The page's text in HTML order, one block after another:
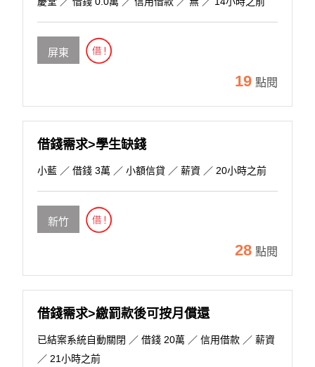
屏東
19 點閱
借錢需求>學生缺錢
小藍 ／ 借錢 3萬 ／ 小額信貸 ／ 薪資 ／ 20小時之前
新竹
28 點閱
借錢需求>繳罰款後可按月償還
已結案系統自動關閉 ／ 借錢 20萬 ／ 信用借款 ／ 薪資
／ 21小時之前